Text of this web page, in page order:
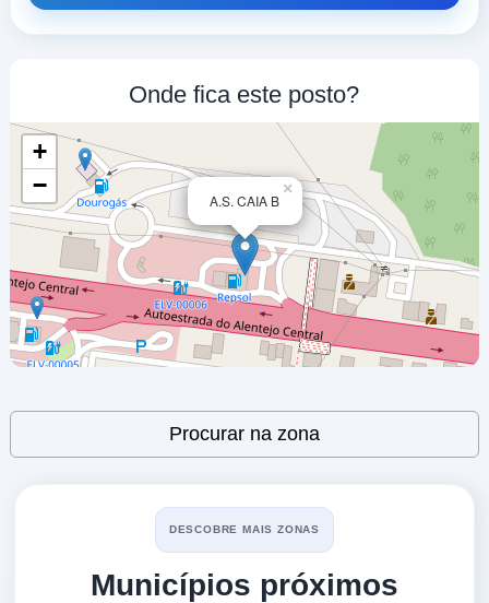
Onde fica este posto?
A.S. CAIA B
×
+
−
Procurar na zona
DESCOBRE MAIS ZONAS
Municípios próximos